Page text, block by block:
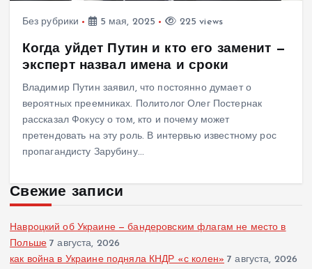
Без рубрики 5 мая, 2025 225 views
Когда уйдет Путин и кто его заменит —
эксперт назвал имена и сроки
Владимир Путин заявил, что постоянно думает о
вероятных преемниках. Политолог Олег Постернак
рассказал Фокусу о том, кто и почему может
претендовать на эту роль. В интервью известному рос
пропагандисту Зарубину…
Свежие записи
Навроцкий об Украине — бандеровским флагам не место в
Польше 7 августа, 2026
как война в Украине подняла КНДР «с колен» 7 августа, 2026